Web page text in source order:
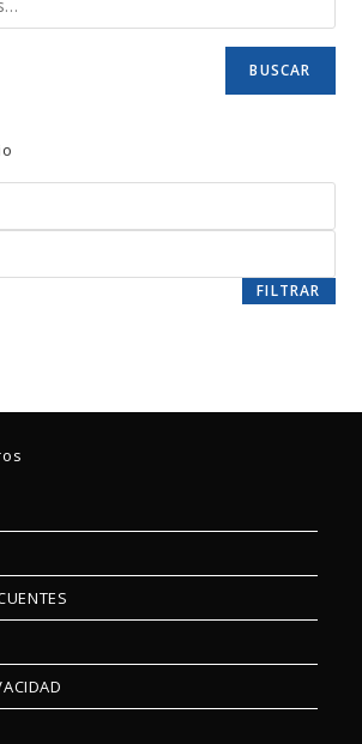
BUSCAR
FILTRAR